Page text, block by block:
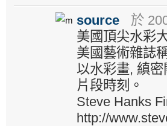
source
於
美國頂尖水彩
美國藝術雜誌
以水彩畫, 縝
片段時刻。
Steve Hanks
http://